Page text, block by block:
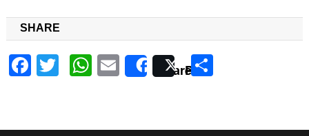
SHARE
Facebook
TwitterWhatsApp
EmailSharePost Share